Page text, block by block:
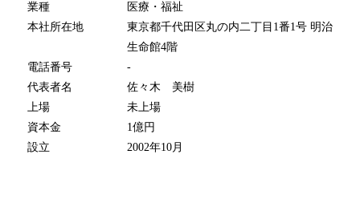
業種
医療・福祉
本社所在地
東京都千代田区丸の内二丁目1番1号 明治
生命館4階
電話番号
-
代表者名
佐々木 美樹
上場
未上場
資本金
1億円
設立
2002年10月